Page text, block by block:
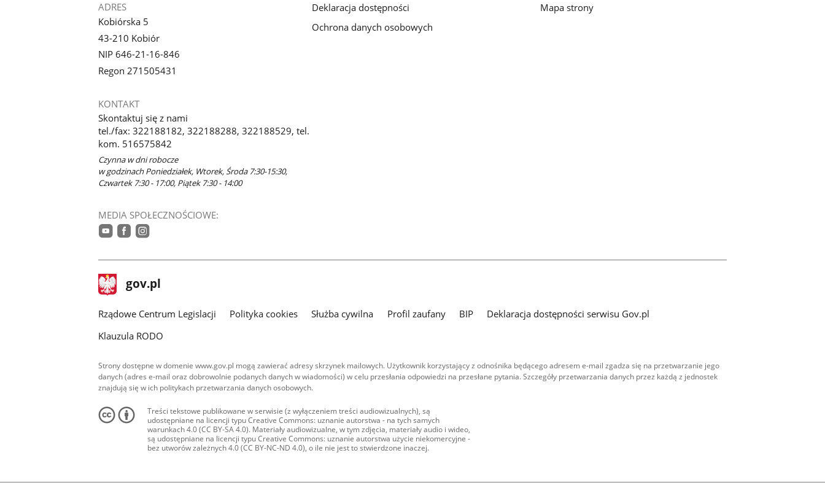
ADRES
Kobiórska 5
43-210 Kobiór
NIP 646-21-16-846
Regon 271505431
KONTAKT
Skontaktuj się z nami
tel./fax: 322188182, 322188288, 322188529, tel.
kom. 516575842
Czynna w dni robocze
w godzinach Poniedziałek, Wtorek, Środa 7:30-15:30,
Czwartek 7:30 - 17:00, Piątek 7:30 - 14:00
MEDIA SPOŁECZNOŚCIOWE:
Deklaracja dostępności
Ochrona danych osobowych
Mapa strony
stopka
gov.pl Strona
gov.pl
Rządowe Centrum Legislacji Polityka cookies Służba cywilna Profil zaufany BIP
Deklaracja dostępności serwisu Gov.pl
Klauzula RODO
Strony dostępne w domenie www.gov.pl mogą zawierać adresy skrzynek mailowych. Użytkownik korzystający z odnośnika będącego adresem e-mail zgadza się na przetwarzanie jego
danych (adres e-mail oraz dobrowolnie podanych danych w wiadomości) w celu przesłania odpowiedzi na przesłane pytania. Szczegóły przetwarzania danych przez każdą z jednostek
znajdują się w ich politykach przetwarzania danych osobowych.
Treści tekstowe publikowane w serwisie (z wyłączeniem treści audiowizualnych), są
udostępniane na licencji typu Creative Commons: uznanie autorstwa - na tych samych
warunkach 4.0 (CC BY-SA 4.0). Materiały audiowizualne, w tym zdjęcia, materiały audio i wideo,
są udostępniane na licencji typu Creative Commons: uznanie autorstwa użycie niekomercyjne -
bez utworów zależnych 4.0 (CC BY-NC-ND 4.0), o ile nie jest to stwierdzone inaczej.